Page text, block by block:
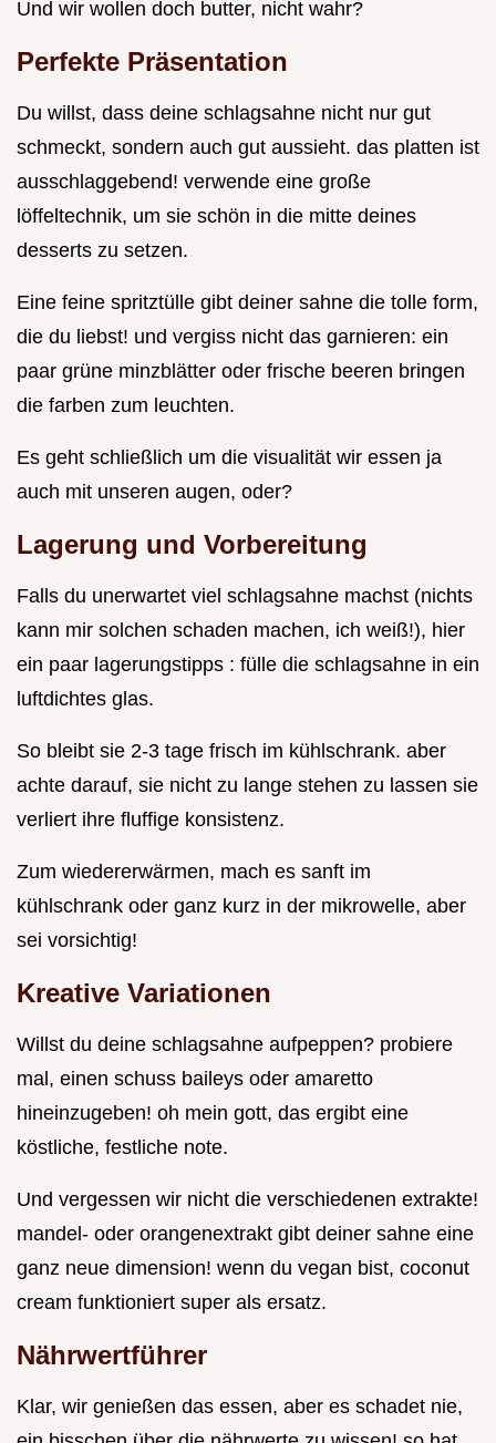
Und wir wollen doch butter, nicht wahr?
Perfekte Präsentation
Du willst, dass deine schlagsahne nicht nur gut
schmeckt, sondern auch gut aussieht. das platten ist
ausschlaggebend! verwende eine große
löffeltechnik, um sie schön in die mitte deines
desserts zu setzen.
Eine feine spritztülle gibt deiner sahne die tolle form,
die du liebst! und vergiss nicht das garnieren: ein
paar grüne minzblätter oder frische beeren bringen
die farben zum leuchten.
Es geht schließlich um die visualität wir essen ja
auch mit unseren augen, oder?
Lagerung und Vorbereitung
Falls du unerwartet viel schlagsahne machst (nichts
kann mir solchen schaden machen, ich weiß!), hier
ein paar lagerungstipps : fülle die schlagsahne in ein
luftdichtes glas.
So bleibt sie 2-3 tage frisch im kühlschrank. aber
achte darauf, sie nicht zu lange stehen zu lassen sie
verliert ihre fluffige konsistenz.
Zum wiedererwärmen, mach es sanft im
kühlschrank oder ganz kurz in der mikrowelle, aber
sei vorsichtig!
Kreative Variationen
Willst du deine schlagsahne aufpeppen? probiere
mal, einen schuss baileys oder amaretto
hineinzugeben! oh mein gott, das ergibt eine
köstliche, festliche note.
Und vergessen wir nicht die verschiedenen extrakte!
mandel- oder orangenextrakt gibt deiner sahne eine
ganz neue dimension! wenn du vegan bist, coconut
cream funktioniert super als ersatz.
Nährwertführer
Klar, wir genießen das essen, aber es schadet nie,